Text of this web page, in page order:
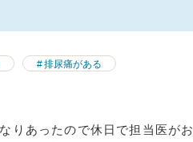
排尿痛がある
りあったので休日で担当医がお